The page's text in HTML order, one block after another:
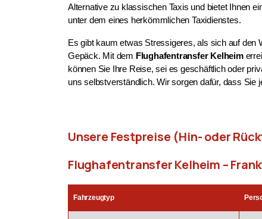
Alternative zu klassischen Taxis und bietet Ihnen
unter dem eines herkömmlichen Taxidienstes.
Es gibt kaum etwas Stressigeres, als sich auf
Gepäck. Mit dem Flughafentransfer Kelheim
können Sie Ihre Reise, sei es geschäftlich oder
uns selbstverständlich. Wir sorgen dafür, dass
Unsere Festpreise (Hin- oder
Flughafentransfer Kelheim –
Fahrzeugtyp